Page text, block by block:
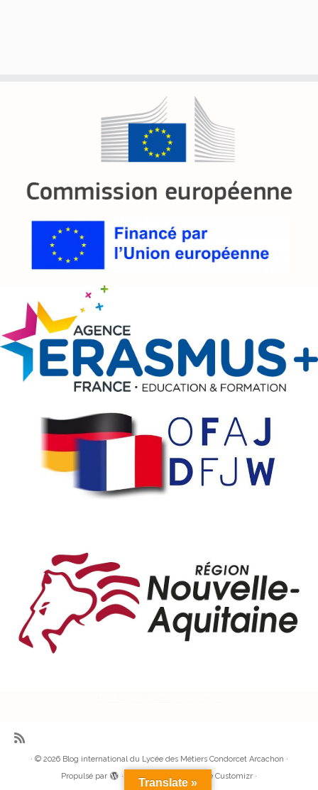
· © 2026 Blog international du Lycée des Métiers Condorcet Arcachon ·
Propulsé par
· Réalisé avec the Thème Customizr ·
Translate »